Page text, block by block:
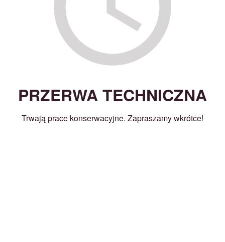
PRZERWA TECHNICZNA
Trwają prace konserwacyjne. Zapraszamy wkrótce!